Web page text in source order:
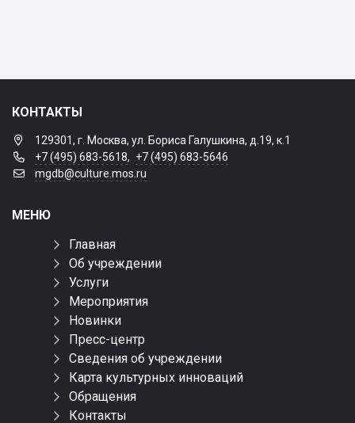
КОНТАКТЫ
129301, г. Москва, ул. Бориса Галушкина, д.19, к.1
+7 (495) 683-5618, +7 (495) 683-5646
mgdb@culture.mos.ru
МЕНЮ
Главная
Об учреждении
Услуги
Мероприятия
Новинки
Пресс-центр
Сведения об учреждении
Карта культурных инноваций
Обращения
Контакты